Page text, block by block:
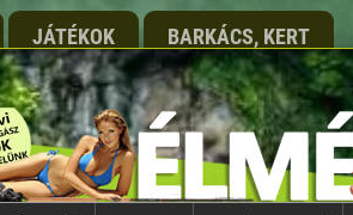
JÁTÉKOK BARKÁCS, KERT